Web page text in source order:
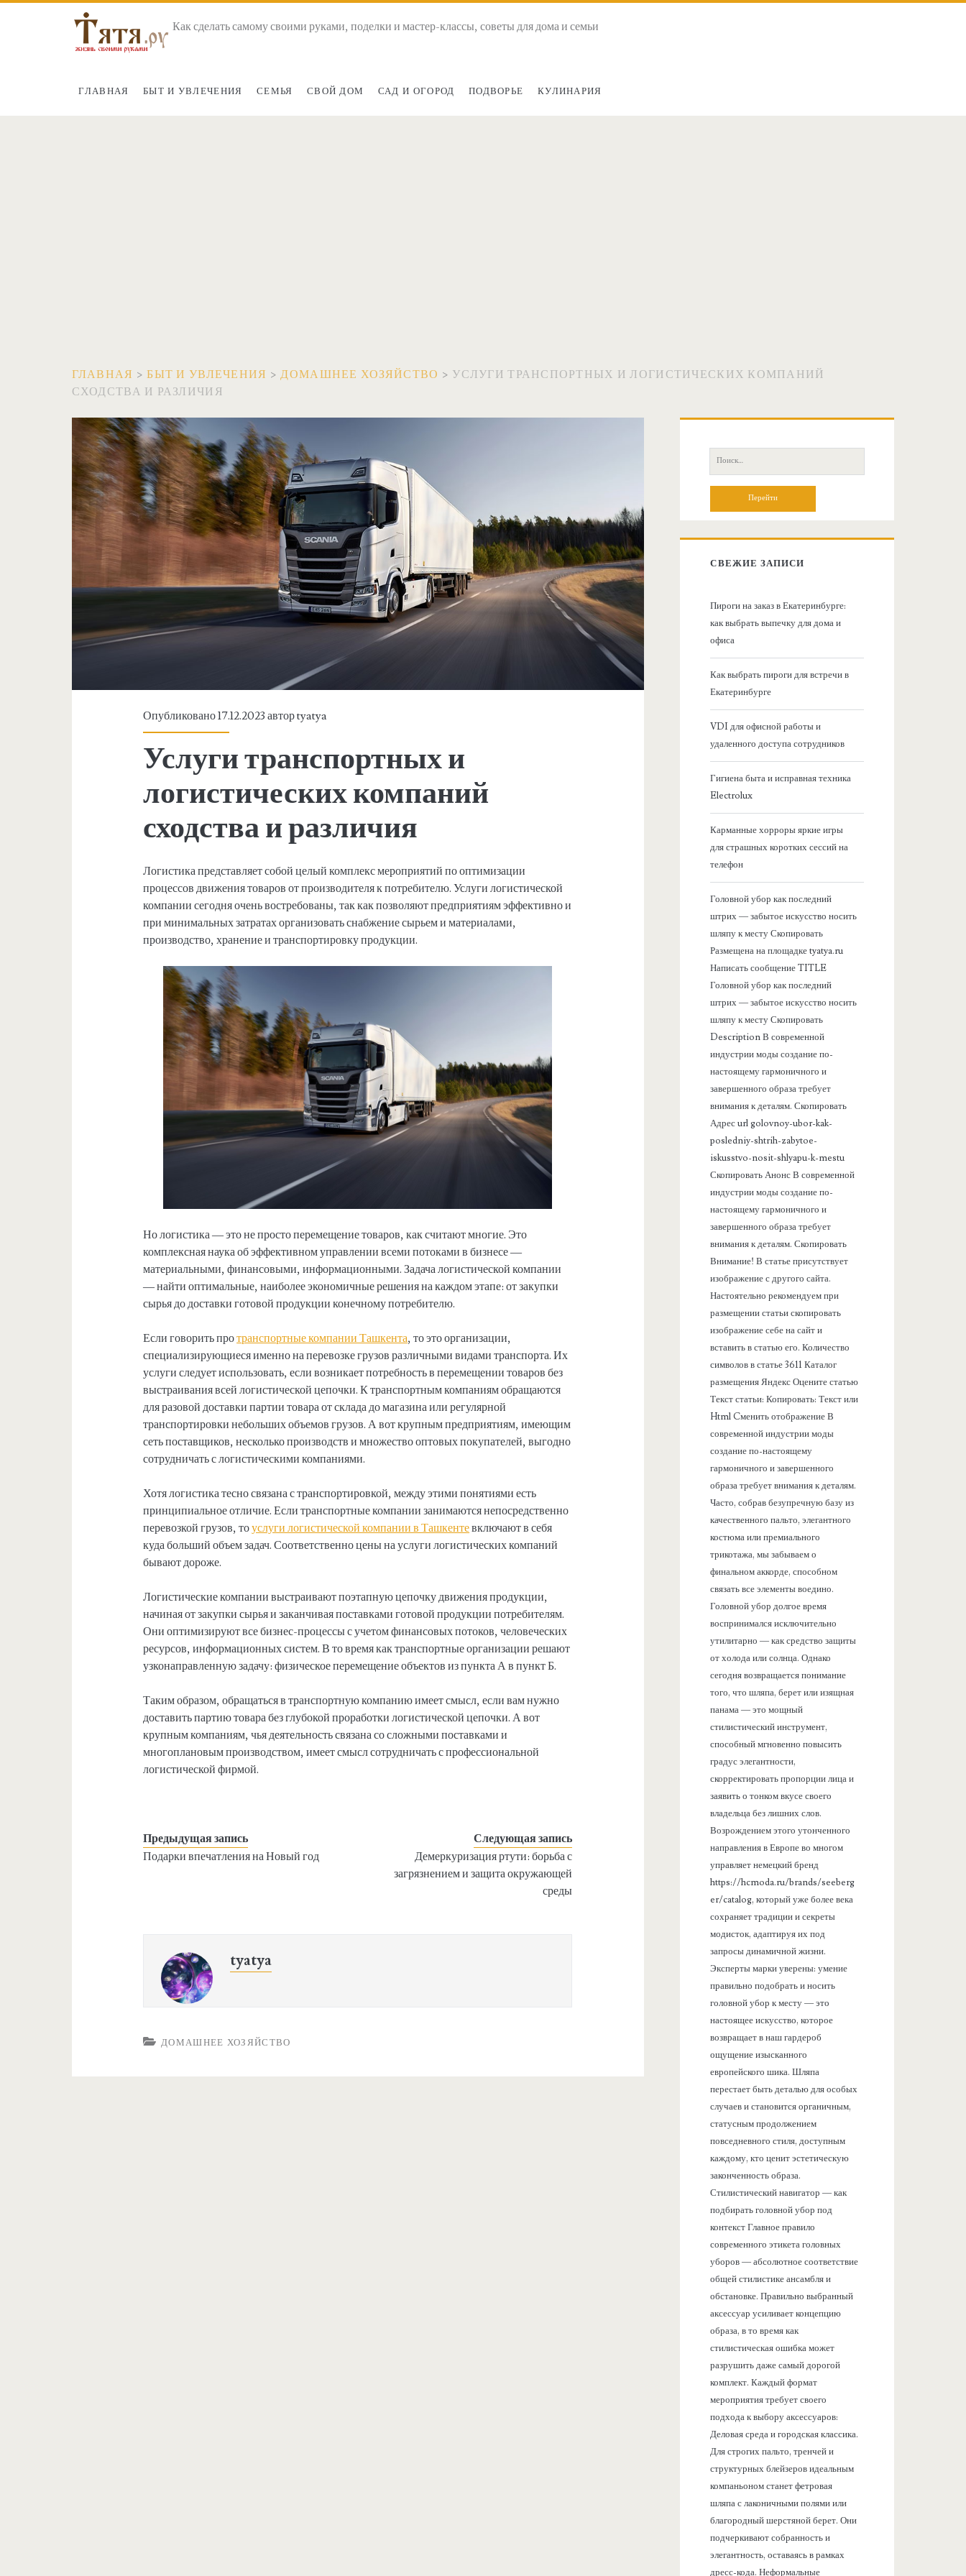
Как сделать самому своими руками, поделки и мастер-классы, советы для дома и семьи
ГЛАВНАЯ БЫТ И УВЛЕЧЕНИЯ СЕМЬЯ СВОЙ ДОМ САД И ОГОРОД ПОДВОРЬЕ КУЛИНАРИЯ
ГЛАВНАЯ >БЫТ И УВЛЕЧЕНИЯ >ДОМАШНЕЕ ХОЗЯЙСТВО > УСЛУГИ ТРАНСПОРТНЫХ И ЛОГИСТИЧЕСКИХ КОМПАНИЙ
СХОДСТВА И РАЗЛИЧИЯ
Опубликовано 17.12.2023 авторtyatya
Услуги транспортных и
логистических компаний
сходства и различия
Логистика представляет собой целый комплекс мероприятий по оптимизации
процессов движения товаров от производителя к потребителю. Услуги логистической
компании сегодня очень востребованы, так как позволяют предприятиям эффективно и
при минимальных затратах организовать снабжение сырьем и материалами,
производство, хранение и транспортировку продукции.
Но логистика — это не просто перемещение товаров, как считают многие. Это
комплексная наука об эффективном управлении всеми потоками в бизнесе —
материальными, финансовыми, информационными. Задача логистической компании
— найти оптимальные, наиболее экономичные решения на каждом этапе: от закупки
сырья до доставки готовой продукции конечному потребителю.
Если говорить протранспортные компании Ташкента, то это организации,
специализирующиеся именно на перевозке грузов различными видами транспорта. Их
услуги следует использовать, если возникает потребность в перемещении товаров без
выстраивания всей логистической цепочки. К транспортным компаниям обращаются
для разовой доставки партии товара от склада до магазина или регулярной
транспортировки небольших объемов грузов. А вот крупным предприятиям, имеющим
сеть поставщиков, несколько производств и множество оптовых покупателей, выгодно
сотрудничать с логистическими компаниями.
Хотя логистика тесно связана с транспортировкой, между этими понятиями есть
принципиальное отличие. Если транспортные компании занимаются непосредственно
перевозкой грузов, тоуслуги логистической компании в Ташкентевключают в себя
куда больший объем задач. Соответственно цены на услуги логистических компаний
бывают дороже.
Логистические компании выстраивают поэтапную цепочку движения продукции,
начиная от закупки сырья и заканчивая поставками готовой продукции потребителям.
Они оптимизируют все бизнес-процессы с учетом финансовых потоков, человеческих
ресурсов, информационных систем. В то время как транспортные организации решают
узконаправленную задачу: физическое перемещение объектов из пункта А в пункт Б.
Таким образом, обращаться в транспортную компанию имеет смысл, если вам нужно
доставить партию товара без глубокой проработки логистической цепочки. А вот
крупным компаниям, чья деятельность связана со сложными поставками и
многоплановым производством, имеет смысл сотрудничать с профессиональной
логистической фирмой.
Предыдущая запись
Подарки впечатления на Новый год
Следующая запись
Демеркуризация ртути: борьба с
загрязнением и защита окружающей
среды
tyatya
ДОМАШНЕЕ ХОЗЯЙСТВО
о
П
о
:
СВЕЖИЕ ЗАПИСИ
Пироги на заказ в Екатеринбурге:
как выбрать выпечку для дома и
офиса
Как выбрать пироги для встречи в
Екатеринбурге
VDI для офисной работы и
удаленного доступа сотрудников
Гигиена быта и исправная техника
Electrolux
Карманные хорроры яркие игры
для страшных коротких сессий на
телефон
Головной убор как последний
штрих — забытое искусство носить
шляпу к месту Скопировать
Размещена на площадке tyatya.ru
Написать сообщение TITLE
Головной убор как последний
штрих — забытое искусство носить
шляпу к месту Скопировать
Description В современной
индустрии моды создание по-
настоящему гармоничного и
завершенного образа требует
внимания к деталям. Скопировать
Адрес url golovnoy-ubor-kak-
posledniy-shtrih-zabytoe-
iskusstvo-nosit-shlyapu-k-mestu
Скопировать Анонс В современной
индустрии моды создание по-
настоящему гармоничного и
завершенного образа требует
внимания к деталям. Скопировать
Внимание! В статье присутствует
изображение с другого сайта.
Настоятельно рекомендуем при
размещении статьи скопировать
изображение себе на сайт и
вставить в статью его. Количество
символов в статье 3611 Каталог
размещения Яндекс Оцените статью
Текст статьи: Копировать: Текст или
Html Cменить отображение В
современной индустрии моды
создание по-настоящему
гармоничного и завершенного
образа требует внимания к деталям.
Часто, собрав безупречную базу из
качественного пальто, элегантного
костюма или премиального
трикотажа, мы забываем о
финальном аккорде, способном
связать все элементы воедино.
Головной убор долгое время
воспринимался исключительно
утилитарно — как средство защиты
от холода или солнца. Однако
сегодня возвращается понимание
того, что шляпа, берет или изящная
панама — это мощный
стилистический инструмент,
способный мгновенно повысить
градус элегантности,
скорректировать пропорции лица и
заявить о тонком вкусе своего
владельца без лишних слов.
Возрождением этого утонченного
направления в Европе во многом
управляет немецкий бренд
https://hcmoda.ru/brands/seeberg
er/catalog, который уже более века
сохраняет традиции и секреты
модисток, адаптируя их под
запросы динамичной жизни.
Эксперты марки уверены: умение
правильно подобрать и носить
головной убор к месту — это
настоящее искусство, которое
возвращает в наш гардероб
ощущение изысканного
европейского шика. Шляпа
перестает быть деталью для особых
случаев и становится органичным,
статусным продолжением
повседневного стиля, доступным
каждому, кто ценит эстетическую
законченность образа.
Стилистический навигатор — как
подбирать головной убор под
контекст Главное правило
современного этикета головных
уборов — абсолютное соответствие
общей стилистике ансамбля и
обстановке. Правильно выбранный
аксессуар усиливает концепцию
образа, в то время как
стилистическая ошибка может
разрушить даже самый дорогой
комплект. Каждый формат
мероприятия требует своего
подхода к выбору аксессуаров:
Деловая среда и городская классика.
Для строгих пальто, тренчей и
структурных блейзеров идеальным
компаньоном станет фетровая
шляпа с лаконичными полями или
благородный шерстяной берет. Они
подчеркивают собранность и
элегантность, оставаясь в рамках
дресс-кода. Неформальные